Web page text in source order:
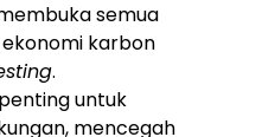
semua
karbon
.
untuk
mencegah